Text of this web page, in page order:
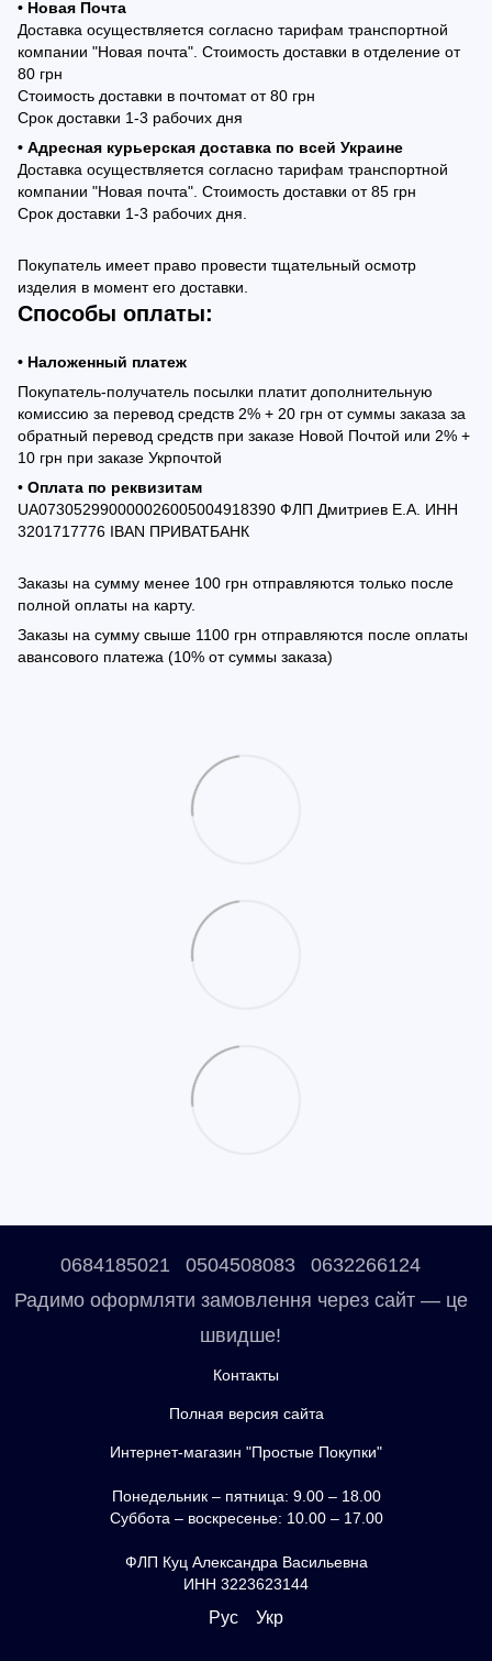
• Новая Почта
Доставка осуществляется согласно тарифам транспортной
компании "Новая почта". Стоимость доставки в отделение от
80 грн
Стоимость доставки в почтомат от 80 грн
Срок доставки 1-3 рабочих дня
• Адресная курьерская доставка по всей Украине
Доставка осуществляется согласно тарифам транспортной
компании "Новая почта". Стоимость доставки от 85 грн
Срок доставки 1-3 рабочих дня.
Покупатель имеет право провести тщательный осмотр
изделия в момент его доставки.
Способы оплаты:
• Наложенный платеж
Покупатель-получатель посылки платит дополнительную
комиссию за перевод средств 2% + 20 грн от суммы заказа за
обратный перевод средств при заказе Новой Почтой или 2% +
10 грн при заказе Укрпочтой
• Оплата по реквизитам
UA073052990000026005004918390 ФЛП Дмитриев Е.А. ИНН
3201717776 IBAN ПРИВАТБАНК
Заказы на сумму менее 100 грн отправляются только после
полной оплаты на карту.
Заказы на сумму свыше 1100 грн отправляются после оплаты
авансового платежа (10% от суммы заказа)
0684185021 0504508083
0632266124
Радимо оформляти замовлення через сайт — це
швидше!
Контакты
Полная версия сайта
Интернет-магазин "Простые Покупки"
Понедельник – пятница: 9.00 – 18.00
Суббота – воскресенье: 10.00 – 17.00
ФЛП Куц Александра Васильевна
ИНН 3223623144
Рус Укр